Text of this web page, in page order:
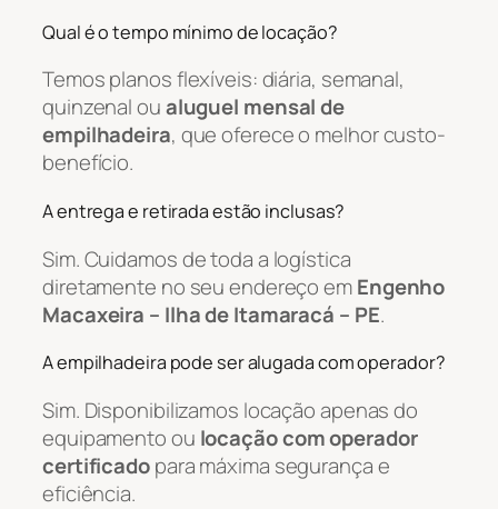
Qual é o tempo mínimo de locação?
Temos planos flexíveis: diária, semanal,
quinzenal oualuguel mensal de
empilhadeira, que oferece o melhor custo-
benefício.
A entrega e retirada estão inclusas?
Sim. Cuidamos de toda a logística
diretamente no seu endereço emEngenho
Macaxeira – Ilha de Itamaracá – PE.
A empilhadeira pode ser alugada com operador?
Sim. Disponibilizamos locação apenas do
equipamento ou locação com operador
certificadopara máxima segurança e
eficiência.